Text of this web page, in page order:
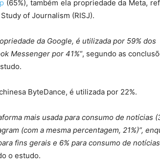
(65%), também ela propriedade da Meta,
of Journalism (RISJ).
da Google, é utilizada por 59% dos
Messenger por 41%“, segundo as
ByteDance, é utilizada por 22%.
mais usada para consumo de notícias
(com a mesma percentagem, 21%)”,
fins gerais e 6% para consumo de notícias
o estudo.